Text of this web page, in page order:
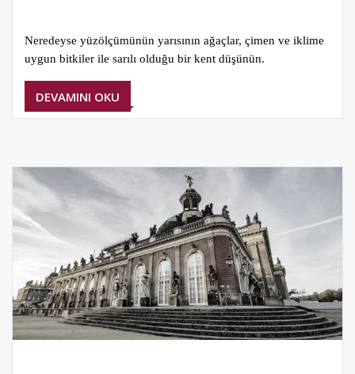
Neredeyse yüzölçümünün yarısının ağaçlar, çimen ve iklime
uygun bitkiler ile sarılı olduğu bir kent düşünün.
DEVAMINI OKU